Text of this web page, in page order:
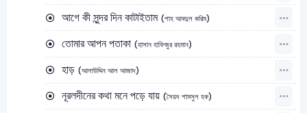
আগে কী সুন্দর দিন কাটাইতাম (শাহ আবদুল করিম)
তোমার আপন পতাকা (হাসান হাফিজুর রহমান)
হাড় (আলাউদ্দিন আল আজাদ)
নূরলদীনের কথা মনে পড়ে যায় (সৈয়দ শামসুল হক)